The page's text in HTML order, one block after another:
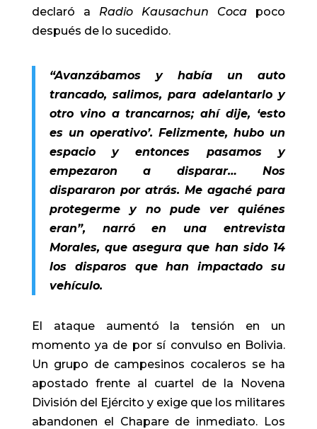
declaró a Radio Kausachun Coca poco
después de lo sucedido.
“Avanzábamos y había un auto
trancado, salimos, para adelantarlo y
otro vino a trancarnos; ahí dije, ‘esto
es un operativo’. Felizmente, hubo un
espacio y entonces pasamos y
empezaron a disparar… Nos
dispararon por atrás. Me agaché para
protegerme y no pude ver quiénes
eran”, narró en una entrevista
Morales, que asegura que han sido 14
los disparos que han impactado su
vehículo.
El ataque aumentó la tensión en un
momento ya de por sí convulso en Bolivia.
Un grupo de campesinos cocaleros se ha
apostado frente al cuartel de la Novena
División del Ejército y exige que los militares
abandonen el Chapare de inmediato. Los